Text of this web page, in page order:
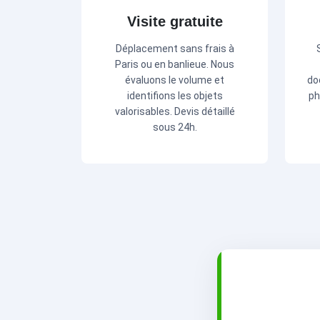
Visite gratuite
Déplacement sans frais à
Paris ou en banlieue. Nous
évaluons le volume et
identifions les objets
valorisables. Devis détaillé
sous 24h.